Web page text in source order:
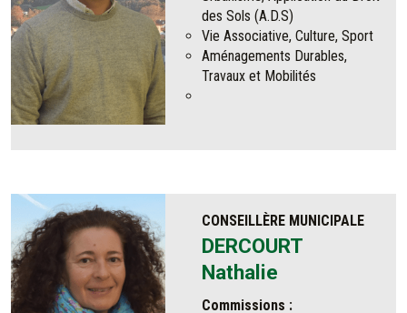
des Sols (A.D.S)
Vie Associative, Culture, Sport
Aménagements Durables,
Travaux et Mobilités
CONSEILLÈRE MUNICIPALE
DERCOURT
Nathalie
Commissions :